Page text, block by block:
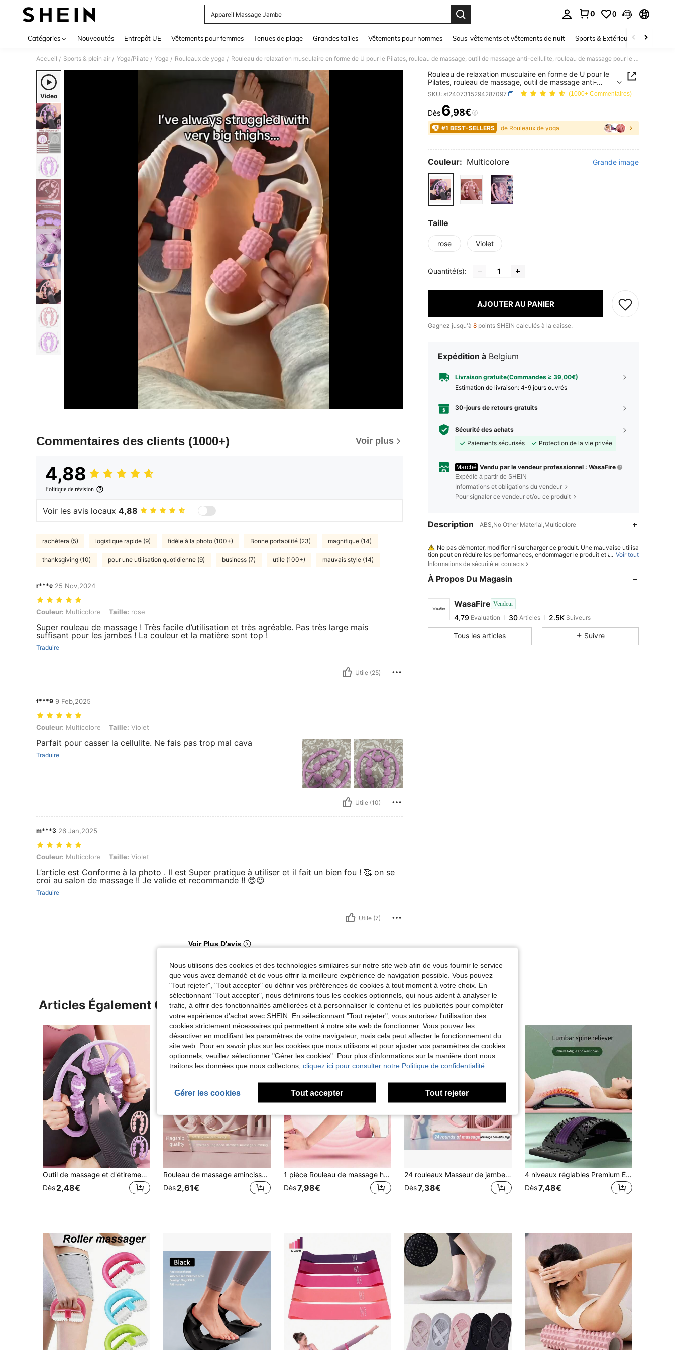
Appareil Massage Jambe
0 0
Catégories Nouveautés Entrepôt UE Vêtements pour femmes Tenues de plage Grandes tailles Vêtements pour hommes Sous-vêtements et vêtements de nuit Sports & Extérieur Enfants
Accueil / Sports & plein air / Yoga/Pilate / Yoga / Rouleaux de yoga / Rouleau de relaxation musculaire en forme de U pour le Pilates, rouleau de massage, outil de massage anti-cellulite, rouleau de massage pour le corps et les jambes, équipement d'entraînement de yoga
Video
Commentaires des clients (1000+) Voir plus
4,88
Politique de révision
Voir les avis locaux 4,88
rachètera (5) logistique rapide (9) fidèle à la photo (100+) Bonne portabilité (23) magnifique (14)
thanksgiving (10) pour une utilisation quotidienne (9) business (7) utile (100+) mauvais style (14)
r***e 25 Nov,2024
Couleur: Multicolore, Taille: rose
Couleur: Multicolore Taille: rose
Super rouleau de massage ! Très facile d’utilisation et très agréable. Pas très large mais
suffisant pour les jambes ! La couleur et la matière sont top !
Traduire
Utile (25)
f***9 9 Feb,2025
Couleur: Multicolore, Taille: Violet
Couleur: Multicolore Taille: Violet
Parfait pour casser la cellulite. Ne fais pas trop mal cava
Traduire
Utile (10)
m***3 26 Jan,2025
Couleur: Multicolore, Taille: Violet
Couleur: Multicolore Taille: Violet
L’article est Conforme à la photo . Il est Super pratique à utiliser et il fait un bien fou ! 🥰 on se
croi au salon de massage !! Je valide et recommande !! 😍😍
Traduire
Utile (7)
Voir Plus D'avis
Rouleau de relaxation musculaire en forme de U pour le
Pilates, rouleau de massage, outil de massage anti-
cellulite, rouleau de massage pour le corps et les
jambes, équipement d'entraînement de yoga
SKU: st2407315294287097 (1000+ Commentaires)
PRICE AND AVAILABILITY
Dès6,98€
#1 BEST-SELLERS de Rouleaux de yoga
Couleur: Multicolore Grande image
Taille
rose Violet
Quantité(s):
AJOUTER AU PANIER
Gagnez jusqu'à 8 points SHEIN calculés à la caisse.
Expédition à Belgium
Livraison gratuite(Commandes ≥ 39,00€)
Estimation de livraison: 4-9 jours ouvrés
30-jours de retours gratuits
Sécurité des achats
Paiements sécurisés
Protection de la vie privée
Marché Vendu par le vendeur professionnel : WasaFire
Expédié à partir de SHEIN
Informations et obligations du vendeur
Pour signaler ce vendeur et/ou ce produit
Description ABS,No Other Material,Multicolore
Ne pas démonter, modifier ni surcharger ce produit. Une mauvaise utilisa
tion peut en réduire les performances, endommager le produit et augmenter
le risque de blessure.
personnes âgées, les femmes enceintes et les personnes souffrant de probl
èmes cardiaques, articulaires ou osseux, ou de toute autre affection médica
n ou un professionnel de santé qualifié avant utilisation.
Avant chaque utilisation, inspectez soigneusement le produit afin de dé
celer toute fissure, déchirure, usure, jeu, déformation ou autre signe de dom
mage. Cessez immédiatement l'utilisation en cas de défaut.
Utilisez ce produit uniquement sur une surface plane, stable, antidérapa
nte et dégagée. Les surfaces humides, irrégulières ou dangereuses peuvent
augmenter le risque de glissade, de chute ou de blessure.
... Voir tout
Informations de sécurité et contacts
À Propos Du Magasin
WasaFire Vendeur
4,79 Evaluation 30
r***oest en train de naviguer
Tous les articles Suivre
Articles Également Consultés
Outil de massage et d'étirement des jambes à 7 roues, rouleau de massage des fascias et des muscles pour l'amincissement des jambes, appareil de massage des jambes pour les bras, les tibias, le dos, les épaules et les cuisses, outils de massage polyvalents pour hommes et femmes, accessoires de yoga pour la relaxation musculaire après l'entraînement
Dès2,48€
Rouleau de massage amincissant musculaire amélioré à 18 roues, soulagement ciblé des tissus profonds, conçu spécifiquement pour les mollets des femmes, outil de rouleau en mousse pour la thérapie des points gâchettes, choix idéal pour la relaxation des muscles endoloris après le yoga et la course, masseur de jambe, masseur de jambe portable
Dès2,61€
1 pièce Rouleau de massage haute densité en mousse EVA antidérapant anti-cellulite pour un massage en profondeur, léger et ergonomique, de couleur noire. Accessoire de yoga, pilates, relaxation musculaire, en forme de goutte d'eau. Accessoire de gymnastique et de fitness pour le domicile et le centre de remise en forme.
Dès7,98€
24 rouleaux Masseur de jambes - 10 rouleaux doubles extra larges, massage double, appareil amincissant les jambes par roulage - pince circulaire pour mollets et cuisses pour détendre les muscles - bâton de massage, accessoire de yoga, rouleau de jambe pour relaxation, pince de cuisse, bâton de massage pour relaxation musculaire, équipement dédié à l'étirement musculaire, équipement de détente musculaire
Dès7,38€
4 niveaux réglables Premium Étireur de dos, pour soulager les douleurs lombaires et lombaires - avec des sangles de massage confortables en EVA - Planche de décompression vertébrale portable durable, convient pour les exercices de colonne, la relaxation, le yoga, la remise en forme, etc.
Dès7,48€
Nous utilisons des cookies et des technologies similaires sur notre site web afin de vous fournir le service
que vous avez demandé et de vous offrir la meilleure expérience de navigation possible. Vous pouvez
"Tout rejeter", "Tout accepter" ou définir vos préférences de cookies à tout moment à votre choix. En
sélectionnant "Tout accepter", nous définirons tous les cookies optionnels, qui nous aident à analyser le
trafic, à offrir des fonctionnalités améliorées et à personnaliser le contenu et les publicités pour compléter
votre expérience d'achat avec SHEIN. En sélectionnant "Tout rejeter", vous autorisez l'utilisation des
cookies strictement nécessaires qui permettent à notre site web de fonctionner. Vous pouvez les
désactiver en modifiant les paramètres de votre navigateur, mais cela peut affecter le fonctionnement du
site web. Pour en savoir plus sur les cookies que nous utilisons et pour ajuster vos paramètres de cookies
optionnels, veuillez sélectionner "Gérer les cookies". Pour plus d'informations sur la manière dont nous
traitons les données que nous collectons, cliquez ici pour consulter notre Politique de confidentialité.
Gérer les cookies Tout accepter Tout rejeter